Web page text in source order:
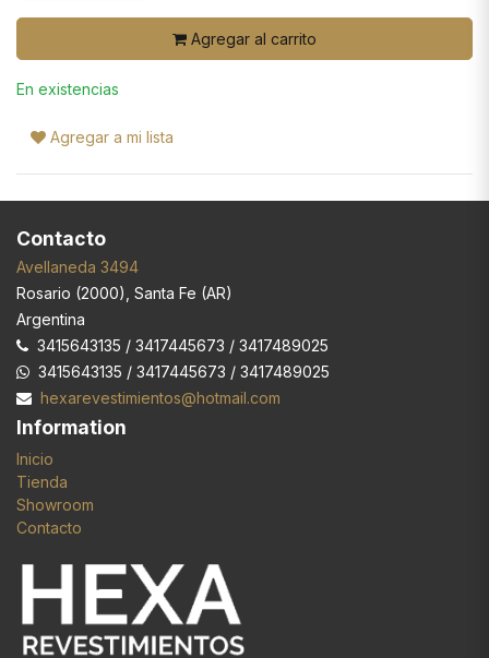
Agregar al carrito
En existencias
Agregar a mi lista
Contacto
Avellaneda 3494
Rosario (2000), Santa Fe (AR)
Argentina
3415643135 / 3417445673 / 3417489025
3415643135 / 3417445673 / 3417489025
hexarevestimientos@hotmail.com
Information
Inicio
Tienda
Showroom
Contacto